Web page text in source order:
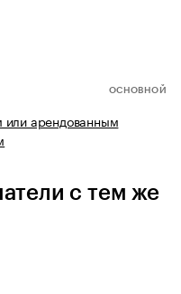
ОСНОВНОЙ
или арендованным
с тем же